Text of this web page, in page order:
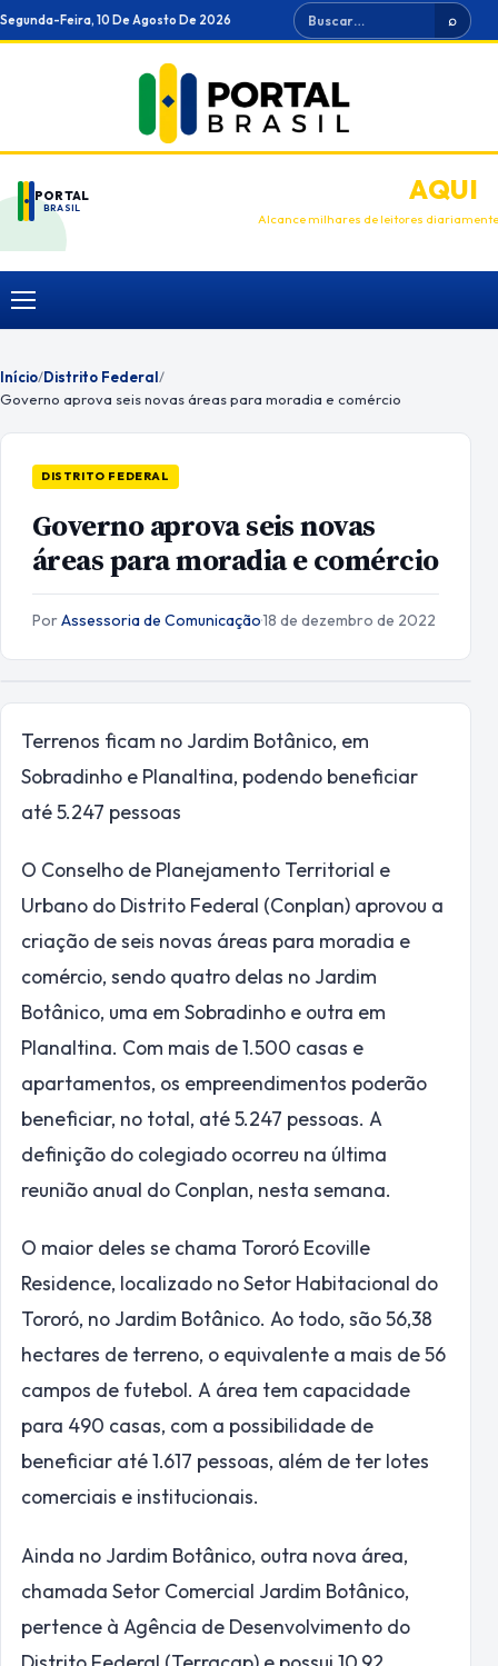
Ir
para
Segunda-Feira, 10 De Agosto De 2026 Buscar ⌕
PORTAL
BRASIL
ANUNCIEAQUI
Alcance milhares de leitores diariamente
Menu
Início/Distrito Federal/
Governo aprova seis novas áreas para moradia e comércio
DISTRITO FEDERAL
Governo aprova seis novas
áreas para moradia e comércio
PorAssessoria de Comunicação·18 de dezembro de 2022
Terrenos ficam no Jardim Botânico, em
Sobradinho e Planaltina, podendo beneficiar
até 5.247 pessoas
O Conselho de Planejamento Territorial e
Urbano do Distrito Federal (Conplan) aprovou a
criação de seis novas áreas para moradia e
comércio, sendo quatro delas no Jardim
Botânico, uma em Sobradinho e outra em
Planaltina. Com mais de 1.500 casas e
apartamentos, os empreendimentos poderão
beneficiar, no total, até 5.247 pessoas. A
definição do colegiado ocorreu na última
reunião anual do Conplan, nesta semana.
O maior deles se chama Tororó Ecoville
Residence, localizado no Setor Habitacional do
Tororó, no Jardim Botânico. Ao todo, são 56,38
hectares de terreno, o equivalente a mais de 56
campos de futebol. A área tem capacidade
para 490 casas, com a possibilidade de
beneficiar até 1.617 pessoas, além de ter lotes
comerciais e institucionais.
Ainda no Jardim Botânico, outra nova área,
chamada Setor Comercial Jardim Botânico,
pertence à Agência de Desenvolvimento do